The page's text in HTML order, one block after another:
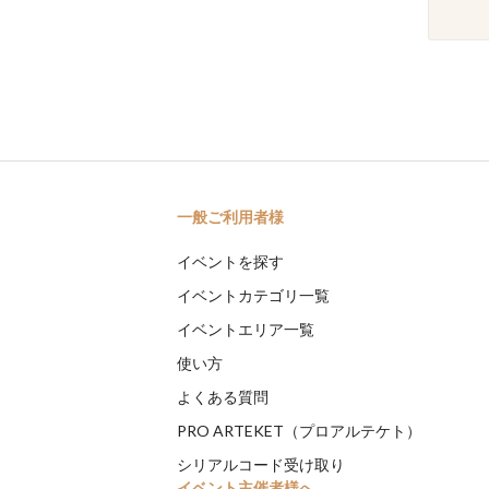
一般ご利用者様
イベントを探す
イベントカテゴリ一覧
イベントエリア一覧
使い方
よくある質問
PRO ARTEKET（プロアルテケト）
シリアルコード受け取り